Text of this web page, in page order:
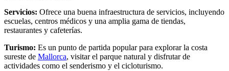
Servicios: Ofrece una buena infraestructura de servicios, incluyendo
escuelas, centros médicos y una amplia gama de tiendas,
restaurantes y cafeterías.
Turismo: Es un punto de partida popular para explorar la costa
sureste de Mallorca, visitar el parque natural y disfrutar de
actividades como el senderismo y el cicloturismo.